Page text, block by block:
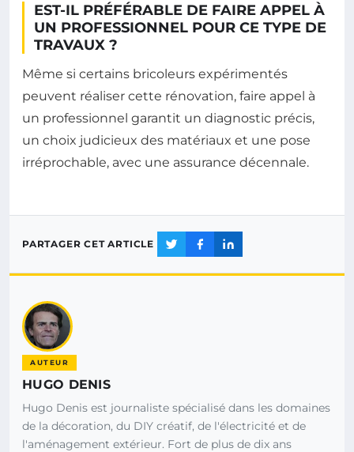
EST-IL PRÉFÉRABLE DE FAIRE APPEL À
UN PROFESSIONNEL POUR CE TYPE DE
TRAVAUX ?
Même si certains bricoleurs expérimentés
peuvent réaliser cette rénovation, faire appel à
un professionnel garantit un diagnostic précis,
un choix judicieux des matériaux et une pose
irréprochable, avec une assurance décennale.
PARTAGER CET ARTICLE
AUTEUR
HUGO DENIS
Hugo Denis est journaliste spécialisé dans les domaines
de la décoration, du DIY créatif, de l'électricité et de
l'aménagement extérieur. Fort de plus de dix ans